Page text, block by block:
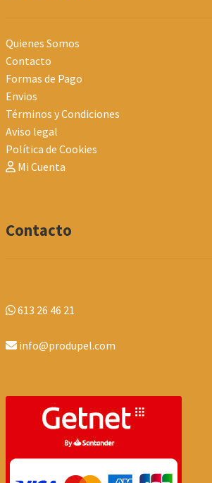
Quienes Somos
Contacto
Formas de Pago
Envios
Términos y Condiciones
Aviso legal
Política de Cookies
Mi Cuenta
Contacto
613 26 46 21
info@produpel.com